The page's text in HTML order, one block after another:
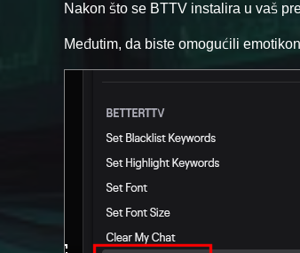
Nakon što se BTTV instalira u vaš
Međutim, da biste omogućili